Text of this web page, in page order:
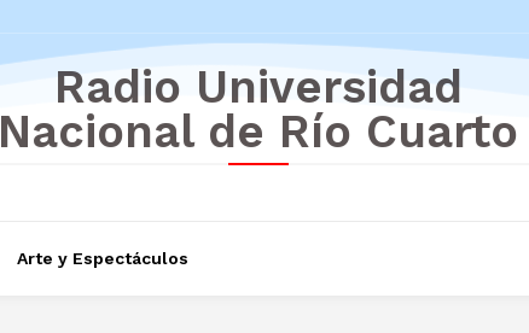
Radio Universidad
Nacional de Río Cuarto
Arte y Espectáculos